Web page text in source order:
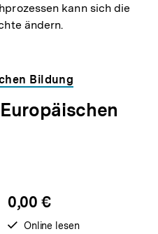
kann sich die
ändern.
Bildung
0,00 €
verfügbar
Online lesen